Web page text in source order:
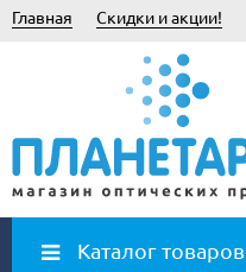
Главная Скидки и акции!
Каталог товаров